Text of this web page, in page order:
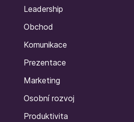
Leadership
Obchod
Komunikace
Prezentace
Marketing
Osobní rozvoj
Produktivita